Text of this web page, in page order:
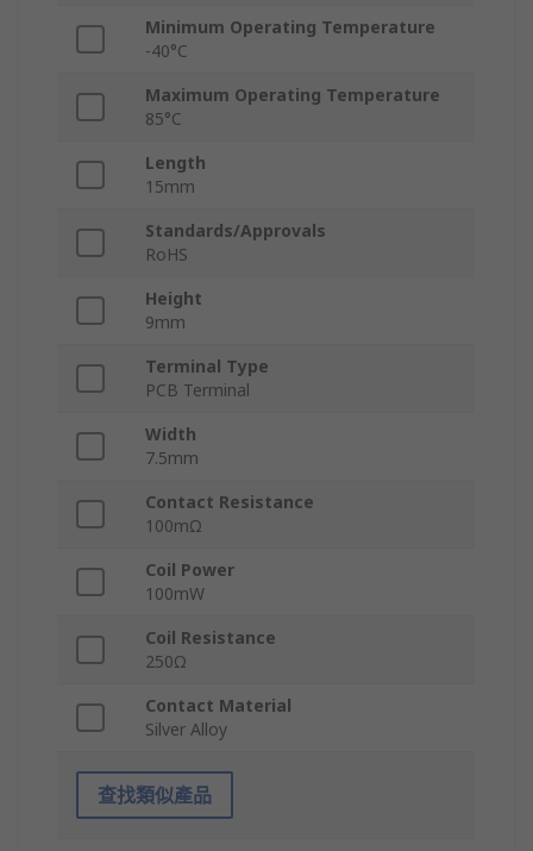
Minimum Operating Temperature
-40°C
Maximum Operating Temperature
85°C
Length
15mm
Standards/Approvals
RoHS
Height
9mm
Terminal Type
PCB Terminal
Width
7.5mm
Contact Resistance
100mΩ
Coil Power
100mW
Coil Resistance
250Ω
Contact Material
Silver Alloy
查找類似產品